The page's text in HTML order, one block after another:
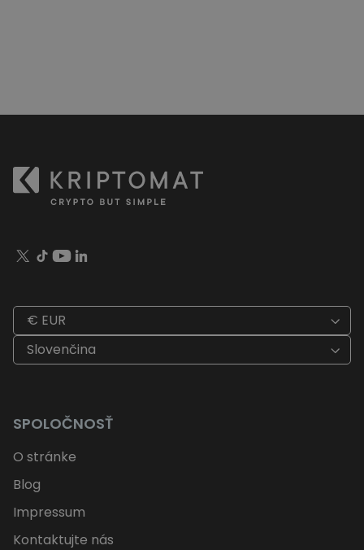
€ EUR
Slovenčina
SPOLOČNOSŤ
O stránke
Blog
Impressum
Kontaktujte nás